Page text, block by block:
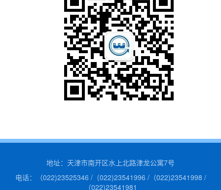
地址：天津市南开区水上北路津龙公寓7号
电话：（022)23525346 /（022)23541996 /（022)23541998 /
（022)23541981